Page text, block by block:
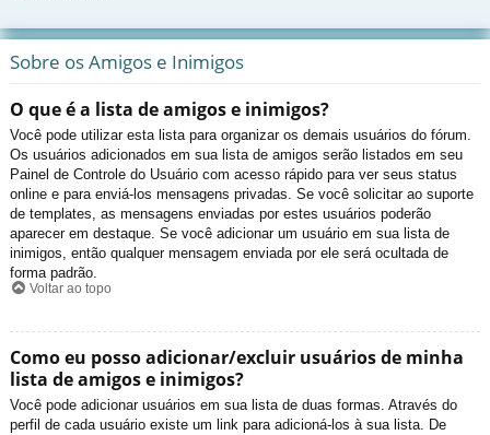
Sobre os Amigos e Inimigos
O que é a lista de amigos e inimigos?
Você pode utilizar esta lista para organizar os demais usuários do fórum.
Os usuários adicionados em sua lista de amigos serão listados em seu
Painel de Controle do Usuário com acesso rápido para ver seus status
online e para enviá-los mensagens privadas. Se você solicitar ao suporte
de templates, as mensagens enviadas por estes usuários poderão
aparecer em destaque. Se você adicionar um usuário em sua lista de
inimigos, então qualquer mensagem enviada por ele será ocultada de
forma padrão.
Voltar ao topo
Como eu posso adicionar/excluir usuários de minha
lista de amigos e inimigos?
Você pode adicionar usuários em sua lista de duas formas. Através do
perfil de cada usuário existe um link para adicioná-los à sua lista. De